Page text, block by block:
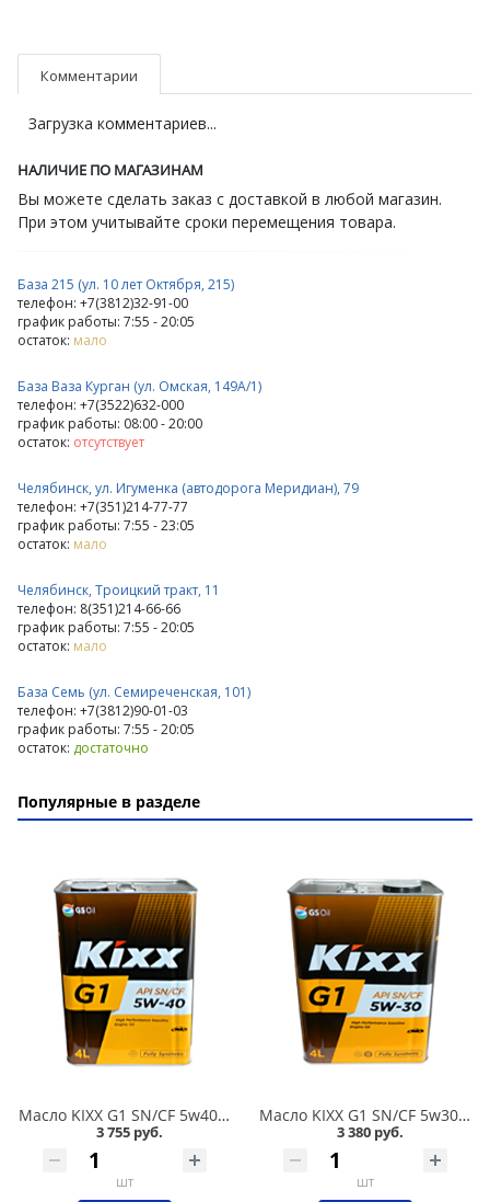
Комментарии
Загрузка комментариев...
НАЛИЧИЕ ПО МАГАЗИНАМ
Вы можете сделать заказ с доставкой в любой магазин.
При этом учитывайте сроки перемещения товара.
База 215 (ул. 10 лет Октября, 215)
телефон: +7(3812)32-91-00
график работы: 7:55 - 20:05
остаток: мало
База Ваза Курган (ул. Омская, 149А/1)
телефон: +7(3522)632-000
график работы: 08:00 - 20:00
остаток: отсутствует
Челябинск, ул. Игуменка (автодорога Меридиан), 79
телефон: +7(351)214-77-77
график работы: 7:55 - 23:05
остаток: мало
Челябинск, Троицкий тракт, 11
телефон: 8(351)214-66-66
график работы: 7:55 - 20:05
остаток: мало
База Семь (ул. Семиреченская, 101)
телефон: +7(3812)90-01-03
график работы: 7:55 - 20:05
остаток: достаточно
Популярные в разделе
Масло KIXX G1 SN/CF 5w40 4л синтетика в Омске
3 755 руб.
шт
Масло KIXX G1 SN/CF 5w30 4л синтетика в Омске
3 380 руб.
шт